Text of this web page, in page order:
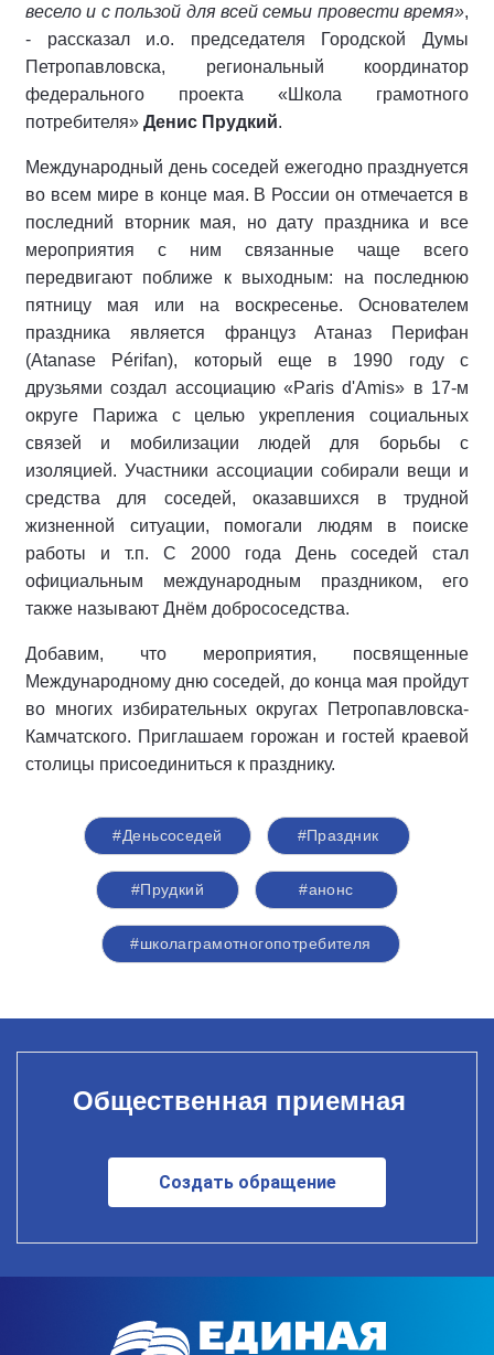
весело и с пользой для всей семьи провести время»,
- рассказал и.о. председателя Городской Думы
Петропавловска, региональный координатор
федерального проекта «Школа грамотного
потребителя» Денис Прудкий.
Международный день соседей ежегодно празднуется
во всем мире в конце мая. В России он отмечается в
последний вторник мая, но дату праздника и все
мероприятия с ним связанные чаще всего
передвигают поближе к выходным: на последнюю
пятницу мая или на воскресенье. Основателем
праздника является француз Атаназ Перифан
(Atanase Périfan), который еще в 1990 году с
друзьями создал ассоциацию «Paris d'Amis» в 17-м
округе Парижа с целью укрепления социальных
связей и мобилизации людей для борьбы с
изоляцией. Участники ассоциации собирали вещи и
средства для соседей, оказавшихся в трудной
жизненной ситуации, помогали людям в поиске
работы и т.п. С 2000 года День соседей стал
официальным международным праздником, его
также называют Днём добрососедства.
Добавим, что мероприятия, посвященные
Международному дню соседей, до конца мая пройдут
во многих избирательных округах Петропавловска-
Камчатского. Приглашаем горожан и гостей краевой
столицы присоединиться к празднику.
#Деньсоседей #Праздник
#Прудкий #анонс
#школаграмотногопотребителя
Общественная приемная
Создать обращение